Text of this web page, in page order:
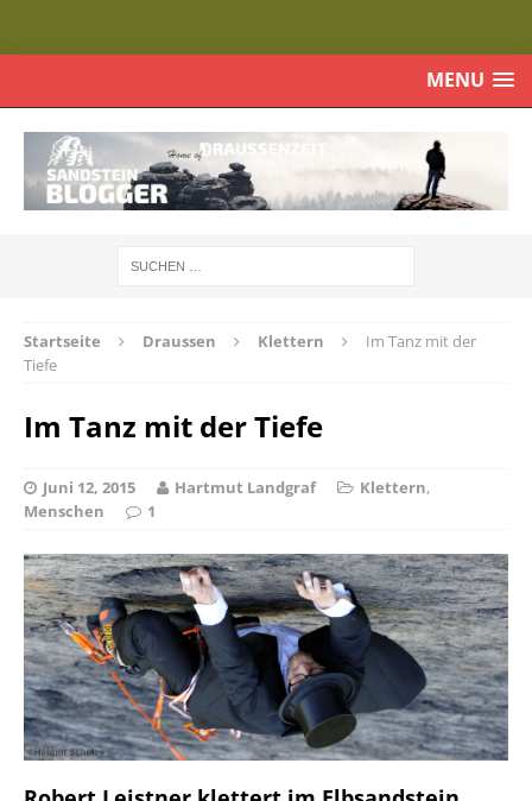
MENU
Startseite Draussen Klettern
Im Tanz mit der
Tiefe
Im Tanz mit der Tiefe
Juni 12, 2015 Hartmut Landgraf Klettern,
Menschen
1